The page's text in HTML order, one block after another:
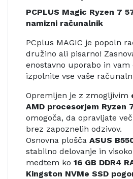
PCPLUS Magic Ryzen 7
namizni računalnik
PCplus MAGIC je popoln
družino ali pisarno!
enostavno uporabo in vam
izpolnite vse vaše
Opremljen je z zmogljivim
AMD procesorjem Ryzen
omogoča, da opravljate
brez zapoznelih odzivov.
Osnovna plošča ASUS
stabilno delovanje in
medtem ko 16 GB DDR4
Kingston NVMe SSD